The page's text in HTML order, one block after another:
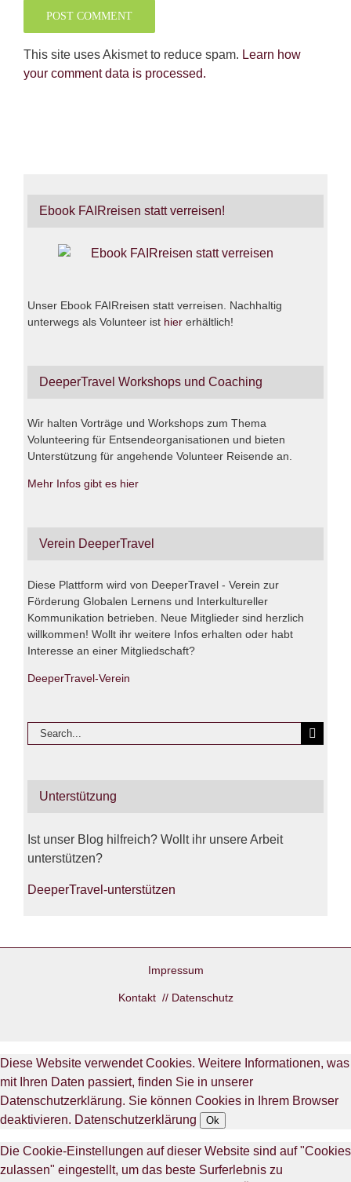
This site uses Akismet to reduce spam. Learn how
your comment data is processed.
Ebook FAIRreisen statt verreisen!
Unser Ebook FAIRreisen statt verreisen. Nachhaltig
unterwegs als Volunteer ist hier erhältlich!
DeeperTravel Workshops und Coaching
Wir halten Vorträge und Workshops zum Thema
Volunteering für Entsendeorganisationen und bieten
Unterstützung für angehende Volunteer Reisende an.
Mehr Infos gibt es hier
Verein DeeperTravel
Diese Plattform wird von DeeperTravel - Verein zur
Förderung Globalen Lernens und Interkultureller
Kommunikation betrieben. Neue Mitglieder sind herzlich
willkommen! Wollt ihr weitere Infos erhalten oder habt
Interesse an einer Mitgliedschaft?
DeeperTravel-Verein
Search
for:
Unterstützung
Ist unser Blog hilfreich? Wollt ihr unsere Arbeit
unterstützen?
DeeperTravel-unterstützen
Impressum
Kontakt // Datenschutz
Diese Website verwendet Cookies. Weitere Informationen, was
mit Ihren Daten passiert, finden Sie in unserer
Datenschutzerklärung. Sie können Cookies in Ihrem Browser
deaktivieren. Datenschutzerklärung Ok
Die Cookie-Einstellungen auf dieser Website sind auf "Cookies
zulassen" eingestellt, um das beste Surferlebnis zu